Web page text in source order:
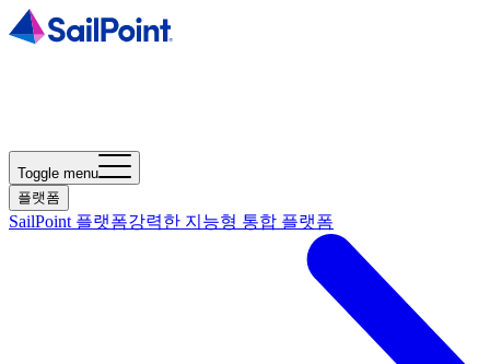
Toggle menu
플랫폼
SailPoint 플랫폼강력한 지능형 통합 플랫폼